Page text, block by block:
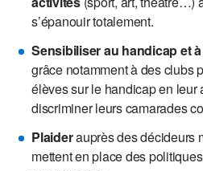
s’épanouir totalement.
Sensibiliser au handicap et
grâce notamment à des clubs
élèves sur le handicap en leur
discriminer leurs camarades
Plaiderauprès des décideurs
mettent en place des